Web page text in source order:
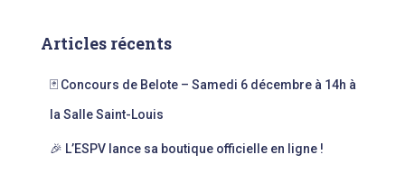
rArticles récents
🃏 Concours de Belote – Samedi 6 décembre à 14h à
la Salle Saint-Louis
🎉 L’ESPV lance sa boutique officielle en ligne !